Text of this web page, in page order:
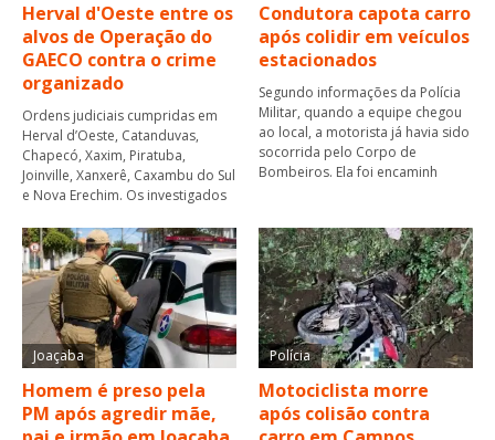
Herval d'Oeste entre os
alvos de Operação do
GAECO contra o crime
organizado
Ordens judiciais cumpridas em
Herval d’Oeste, Catanduvas,
Chapecó, Xaxim, Piratuba,
Joinville, Xanxerê, Caxambu do Sul
e Nova Erechim. Os investigados
Condutora capota carro
após colidir em veículos
estacionados
Segundo informações da Polícia
Militar, quando a equipe chegou
ao local, a motorista já havia sido
socorrida pelo Corpo de
Bombeiros. Ela foi encaminh
Joaçaba
Homem é preso pela
PM após agredir mãe,
Polícia
Motociclista morre
após colisão contra